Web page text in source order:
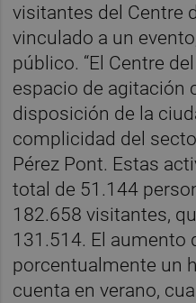
visitantes del Centre
vinculado a un
público. “El Centre
espacio de agitación
disposición de la
complicidad del
Pérez Pont. Estas
total de 51.144
182.658 visitantes,
131.514. El aumento
porcentualmente un
cuenta en verano,